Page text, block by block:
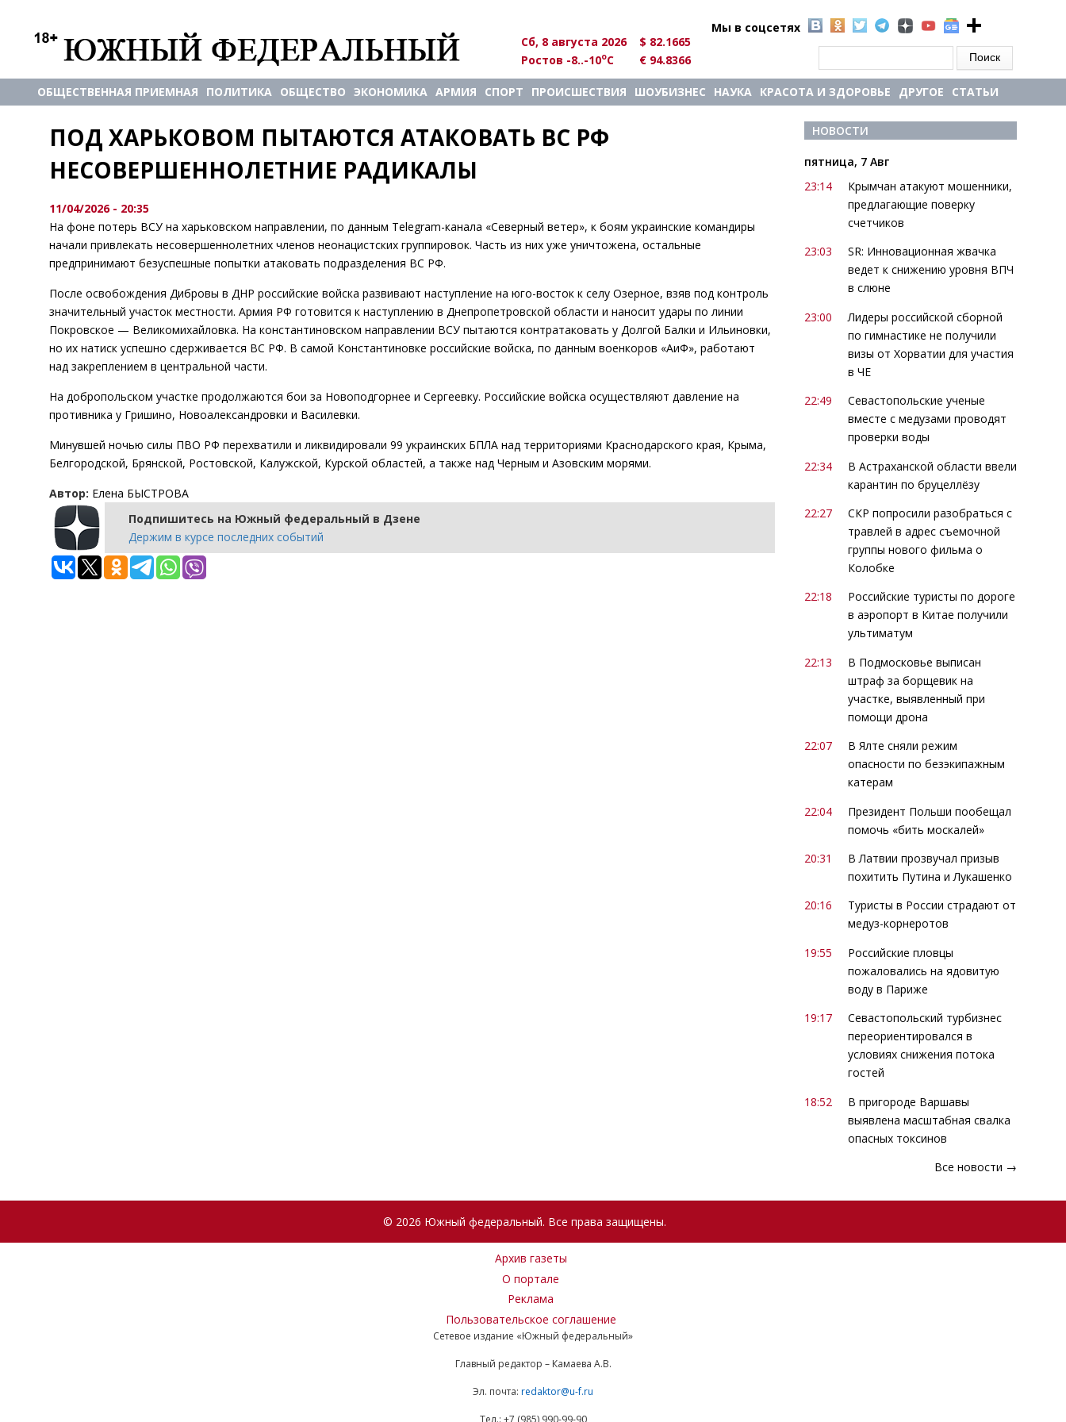
Мы в соцсетях
Сб, 8 августа 2026
$ 82.1665
Ростов -8..-10oC € 94.8366
ОБЩЕСТВЕННАЯ ПРИЕМНАЯ ПОЛИТИКА ОБЩЕСТВО ЭКОНОМИКА АРМИЯ СПОРТ ПРОИСШЕСТВИЯ ШОУБИЗНЕС НАУКА КРАСОТА И ЗДОРОВЬЕ ДРУГОЕ СТАТЬИ
ПОД ХАРЬКОВОМ ПЫТАЮТСЯ АТАКОВАТЬ ВС РФ
НЕСОВЕРШЕННОЛЕТНИЕ РАДИКАЛЫ
11/04/2026 - 20:35
На фоне потерь ВСУ на харьковском направлении, по данным Telegram-канала «Северный ветер», к боям украинские командиры
начали привлекать несовершеннолетних членов неонацистских группировок. Часть из них уже уничтожена, остальные
предпринимают безуспешные попытки атаковать подразделения ВС РФ.
После освобождения Дибровы в ДНР российские войска развивают наступление на юго-восток к селу Озерное, взяв под контроль
значительный участок местности. Армия РФ готовится к наступлению в Днепропетровской области и наносит удары по линии
Покровское — Великомихайловка. На константиновском направлении ВСУ пытаются контратаковать у Долгой Балки и Ильиновки,
но их натиск успешно сдерживается ВС РФ. В самой Константиновке российские войска, по данным военкоров «АиФ», работают
над закреплением в центральной части.
На добропольском участке продолжаются бои за Новоподгорнее и Сергеевку. Российские войска осуществляют давление на
противника у Гришино, Новоалександровки и Василевки.
Минувшей ночью силы ПВО РФ перехватили и ликвидировали 99 украинских БПЛА над территориями Краснодарского края, Крыма,
Белгородской, Брянской, Ростовской, Калужской, Курской областей, а также над Черным и Азовским морями.
Автор: Елена БЫСТРОВА
Подпишитесь на Южный федеральный в Дзене
Держим в курсе последних событий
НОВОСТИ
пятница, 7 Авг
23:14
Крымчан атакуют мошенники,
предлагающие поверку
счетчиков
23:03
SR: Инновационная жвачка
ведет к снижению уровня ВПЧ
в слюне
23:00
Лидеры российской сборной
по гимнастике не получили
визы от Хорватии для участия
в ЧЕ
22:49
Севастопольские ученые
вместе с медузами проводят
проверки воды
22:34
В Астраханской области ввели
карантин по бруцеллёзу
22:27
СКР попросили разобраться с
травлей в адрес съемочной
группы нового фильма о
Колобке
22:18
Российские туристы по дороге
в аэропорт в Китае получили
ультиматум
22:13
В Подмосковье выписан
штраф за борщевик на
участке, выявленный при
помощи дрона
22:07
В Ялте сняли режим
опасности по безэкипажным
катерам
22:04
Президент Польши пообещал
помочь «бить москалей»
20:31
В Латвии прозвучал призыв
похитить Путина и Лукашенко
20:16
Туристы в России страдают от
медуз-корнеротов
19:55
Российские пловцы
пожаловались на ядовитую
воду в Париже
19:17
Севастопольский турбизнес
переориентировался в
условиях снижения потока
гостей
18:52
В пригороде Варшавы
выявлена масштабная свалка
опасных токсинов
Все новости →
© 2026 Южный федеральный. Все права защищены.
Архив газеты
О портале
Реклама
Пользовательское соглашение
Сетевое издание «Южный федеральный»
Главный редактор – Камаева А.В.
Эл. почта: redaktor@u-f.ru
Тел.: +7 (985) 990-99-90